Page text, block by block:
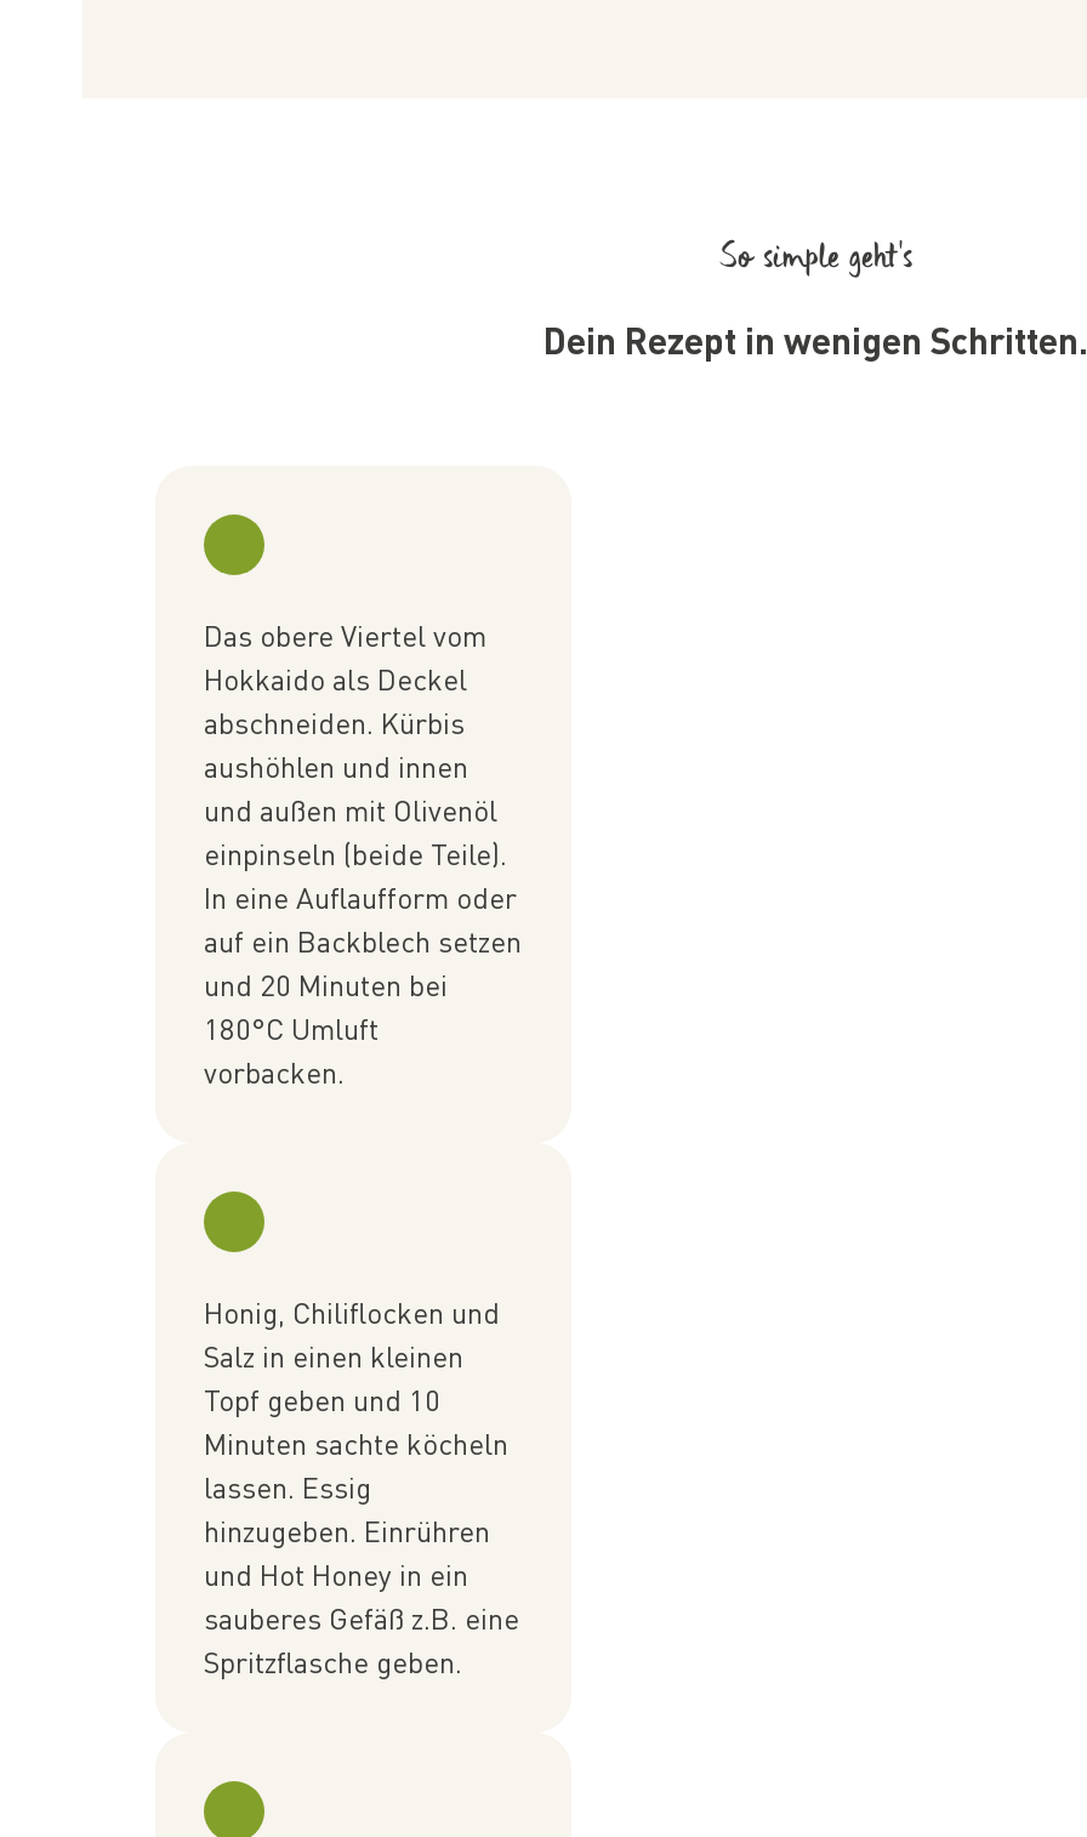
So simple geht’s
Dein Rezept in wenigen Schritten.
Das obere Viertel vom
Hokkaido als Deckel
abschneiden. Kürbis
aushöhlen und innen
und außen mit Olivenöl
einpinseln (beide Teile).
In eine Auflaufform oder
auf ein Backblech setzen
und 20 Minuten bei
180°C Umluft
vorbacken.⁠
Honig, Chiliflocken und
Salz in einen kleinen
Topf geben und 10
Minuten sachte köcheln
lassen. Essig
hinzugeben. Einrühren
und Hot Honey in ein
sauberes Gefäß z.B. eine
Spritzflasche geben.⁠